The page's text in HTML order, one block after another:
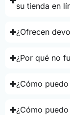
su tienda en
¿Ofrecen
¿Por qué no
¿Cómo
¿Cómo